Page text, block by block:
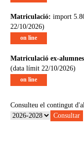
Matriculació: import
22/10/2026)
on line
Matriculació ex-
(data límit 22/10/2026)
on line
Consulteu el contingut
Consultar